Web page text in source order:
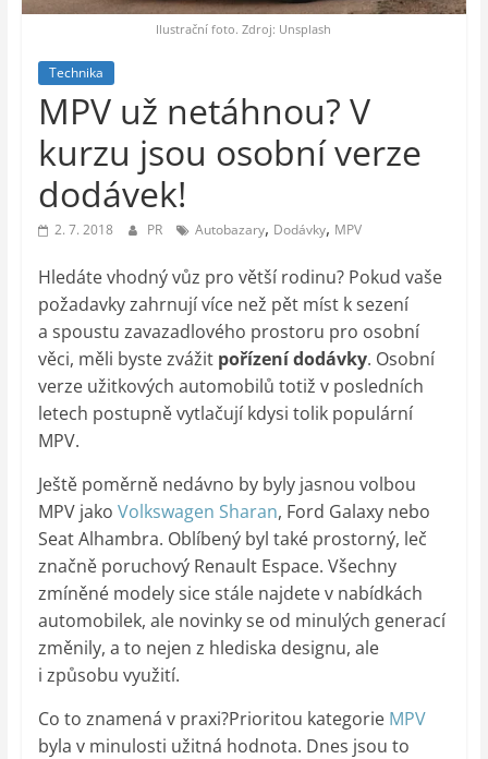
vesmír
Ilustrační foto. Zdroj: Unsplash
Technika
MPV už netáhnou? V
kurzu jsou osobní verze
dodávek!
2. 7. 2018 PR Autobazary, Dodávky, MPV
Hledáte vhodný vůz pro větší rodinu? Pokud vaše
požadavky zahrnují více než pět míst k sezení
a spoustu zavazadlového prostoru pro osobní
věci, měli byste zvážit pořízení dodávky. Osobní
verze užitkových automobilů totiž v posledních
letech postupně vytlačují kdysi tolik populární
MPV.
Ještě poměrně nedávno by byly jasnou volbou
MPV jako Volkswagen Sharan, Ford Galaxy nebo
Seat Alhambra. Oblíbený byl také prostorný, leč
značně poruchový Renault Espace. Všechny
zmíněné modely sice stále najdete v nabídkách
automobilek, ale novinky se od minulých generací
změnily, a to nejen z hlediska designu, ale
i způsobu využití.
Co to znamená v praxi?Prioritou kategorie MPV
byla v minulosti užitná hodnota. Dnes jsou to